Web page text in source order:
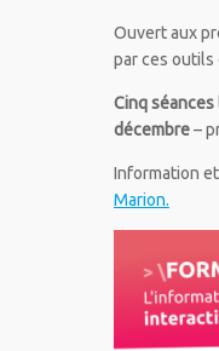
Ouvert aux
par ces outils
Cinq séances
décembre–
Information
Marion.